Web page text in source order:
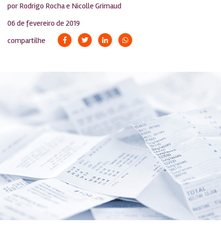
por Rodrigo Rocha e Nicolle Grimaud
06 de fevereiro de 2019
compartilhe